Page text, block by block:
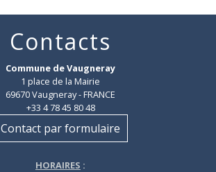
Contacts
Commune de Vaugneray
1 place de la Mairie
69670 Vaugneray - FRANCE
+33 4 78 45 80 48
Contact par formulaire
HORAIRES :